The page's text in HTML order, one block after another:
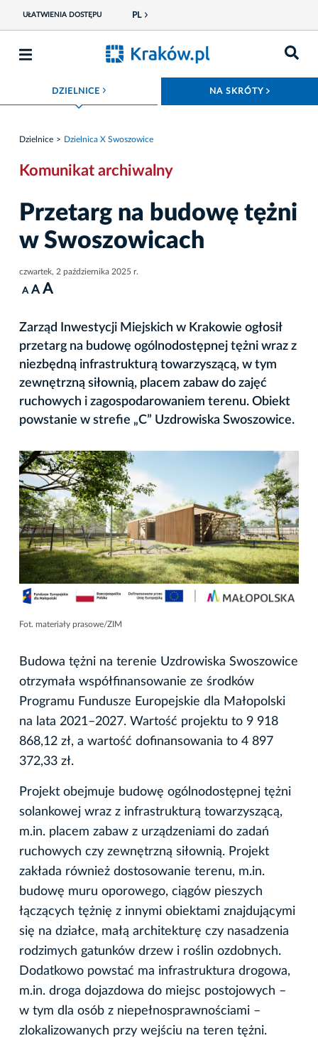
UŁATWIENIA DOSTĘPU PL
DZIELNICE ROZWIŃ MENU NA SKRÓTY
Dzielnice Dzielnica X Swoszowice
Komunikat archiwalny
Przetarg na budowę tężni
w Swoszowicach
czwartek, 2 października 2025 r.
A A A
Zarząd Inwestycji Miejskich w Krakowie ogłosił
przetarg na budowę ogólnodostępnej tężni wraz z
niezbędną infrastrukturą towarzyszącą, w tym
zewnętrzną siłownią, placem zabaw do zajęć
ruchowych i zagospodarowaniem terenu. Obiekt
powstanie w strefie „C” Uzdrowiska Swoszowice.
Fot. materiały prasowe/ZIM
Budowa tężni na terenie Uzdrowiska Swoszowice
otrzymała współfinansowanie ze środków
Programu Fundusze Europejskie dla Małopolski
na lata 2021–2027. Wartość projektu to 9 918
868,12 zł, a wartość dofinansowania to 4 897
372,33 zł.
Projekt obejmuje budowę ogólnodostępnej tężni
solankowej wraz z infrastrukturą towarzyszącą,
m.in. placem zabaw z urządzeniami do zadań
ruchowych czy zewnętrzną siłownią. Projekt
zakłada również dostosowanie terenu, m.in.
budowę muru oporowego, ciągów pieszych
łączących tężnię z innymi obiektami znajdującymi
się na działce, małą architekturę czy nasadzenia
rodzimych gatunków drzew i roślin ozdobnych.
Dodatkowo powstać ma infrastruktura drogowa,
m.in. droga dojazdowa do miejsc postojowych –
w tym dla osób z niepełnosprawnościami –
zlokalizowanych przy wejściu na teren tężni.